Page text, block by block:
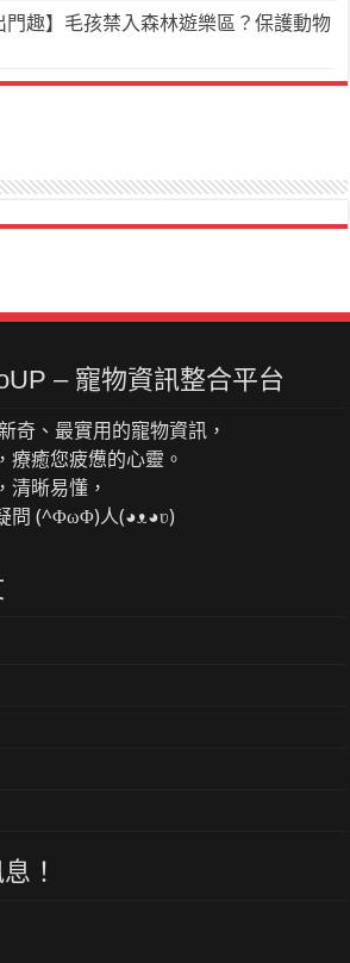
門趣】毛孩禁入森林遊樂區？保護動物
– 寵物資訊整合平台
奇、最實用的寵物資訊，
療癒您疲憊的心靈。
清晰易懂，
問 (^ΦωΦ)人(◕ᴥ◕ʋ)
！